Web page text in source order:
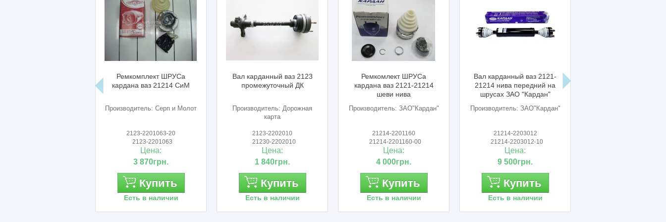
Ремкомплект ШРУСа
кардана ваз 21214 СиМ
Производитель: Серп и Молот
2123-2201063-20
2123-2201063
Цена:
3 870грн.
Купить
Есть в наличии
Вал карданный ваз 2123
промежуточный ДК
Производитель: Дорожная
карта
2123-2202010
21230-2202010
Цена:
1 840грн.
Купить
Есть в наличии
Ремкомлект ШРУСа
кардана ваз 2121-21214
шеви нива
Производитель: ЗАО"Кардан"
21214-2201160
21214-2201160-00
Цена:
4 000грн.
Купить
Есть в наличии
Вал карданный ваз 2121-
21214 нива передний на
шрусах ЗАО "Кардан"
Производитель: ЗАО"Кардан"
21214-2203012
21214-2203012-10
Цена:
9 500грн.
Купить
Есть в наличии